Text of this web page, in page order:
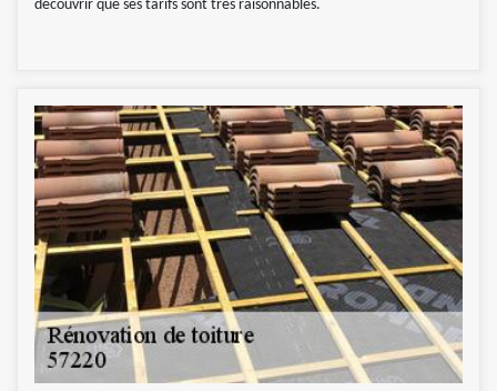
découvrir que ses tarifs sont très raisonnables.